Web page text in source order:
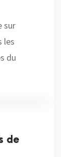
sur
les
du
de